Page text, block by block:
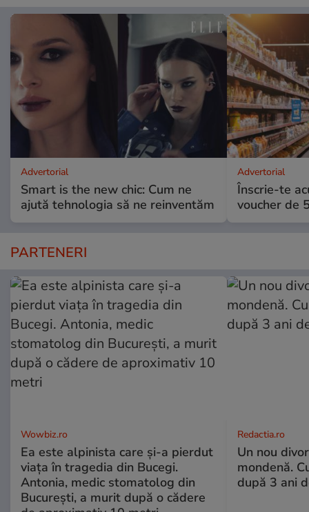
Advertorial
Smart is the new chic: Cum ne
ajută tehnologia să ne reinventăm
Advertorial
Înscrie-te
voucher de
PARTENERI
Wowbiz.ro
Ea este alpinista care și-a pierdut
viața în tragedia din Bucegi.
Antonia, medic stomatolog din
București, a murit după o cădere
Redactia.ro
Un nou
mondenă.
după 3 ani